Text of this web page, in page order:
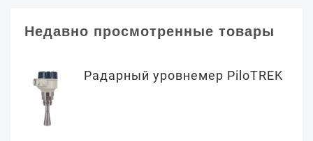
Недавно просмотренные товары
Радарный уровнемер PiloTREK